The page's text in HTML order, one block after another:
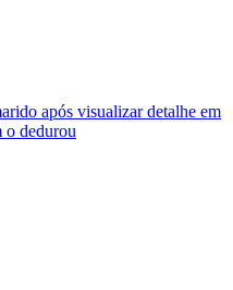
após visualizar detalhe em
o dedurou